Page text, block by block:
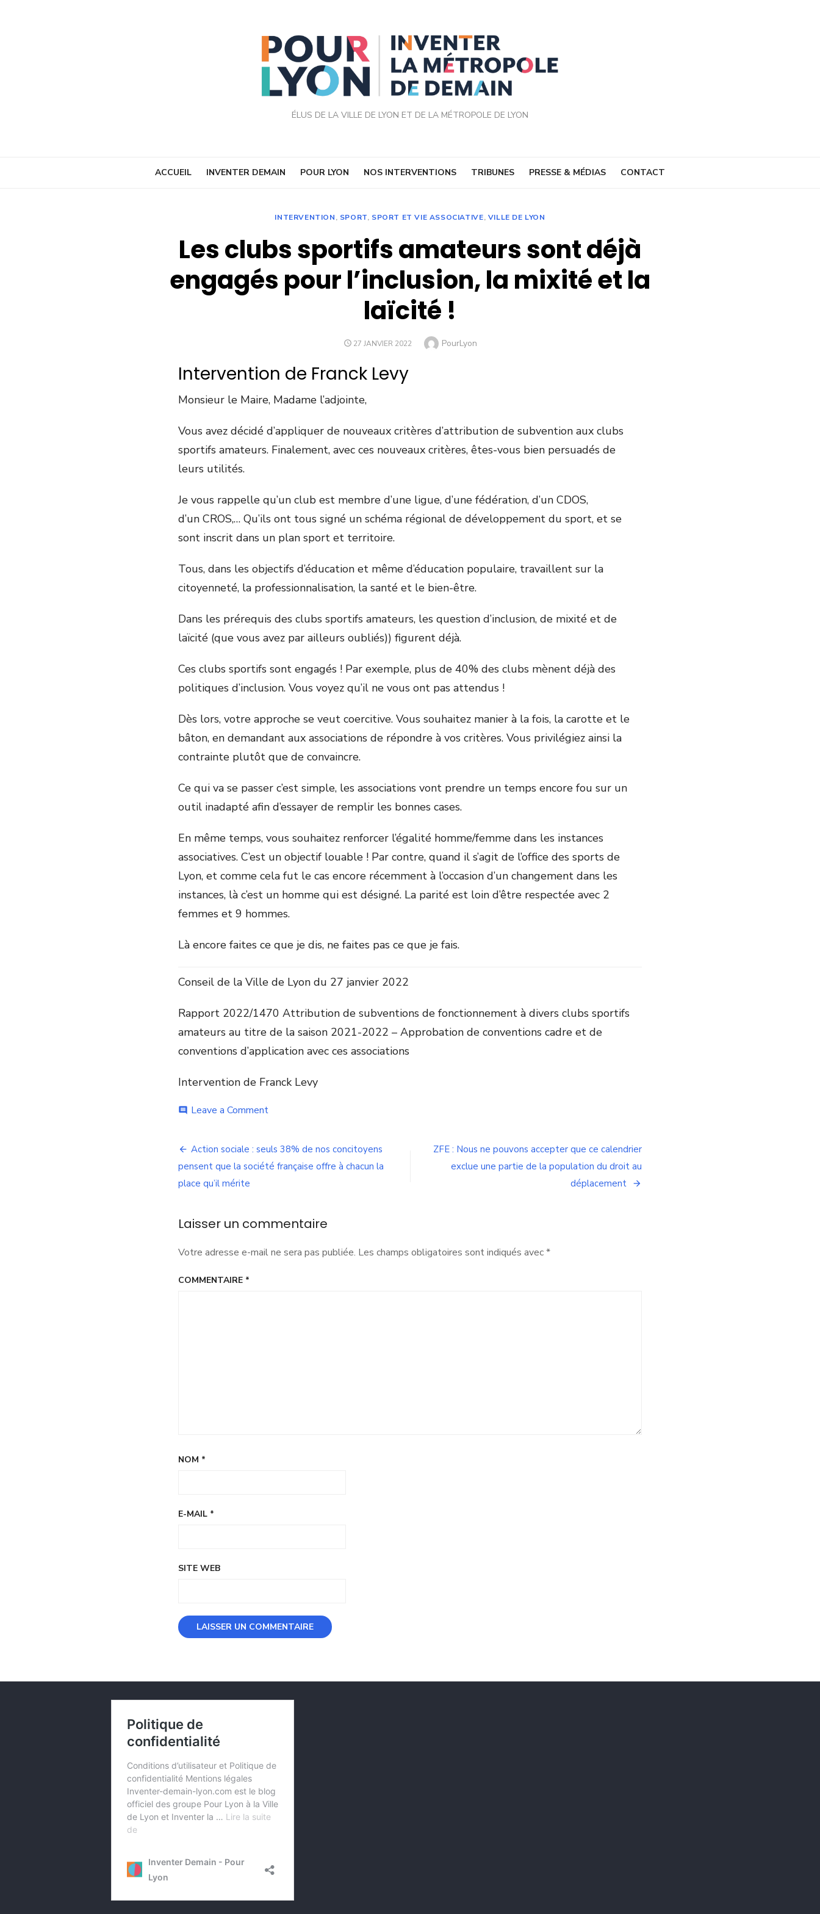
ÉLUS DE LA VILLE DE LYON ET DE LA MÉTROPOLE DE LYON
ACCUEIL INVENTER DEMAIN POUR LYON NOS INTERVENTIONS TRIBUNES PRESSE & MÉDIAS CONTACT
INTERVENTION, SPORT, SPORT ET VIE ASSOCIATIVE, VILLE DE LYON
Les clubs sportifs amateurs sont déjà
engagés pour l’inclusion, la mixité et la
laïcité !
POSTED
27 JANVIER 2022 Author
PourLyon
Intervention de Franck Levy
Monsieur le Maire, Madame l’adjointe,
Vous avez décidé d’appliquer de nouveaux critères d’attribution de subvention aux clubs
sportifs amateurs. Finalement, avec ces nouveaux critères, êtes-vous bien persuadés de
leurs utilités.
Je vous rappelle qu’un club est membre d’une ligue, d’une fédération, d’un CDOS,
d’un CROS,… Qu’ils ont tous signé un schéma régional de développement du sport, et se
sont inscrit dans un plan sport et territoire.
Tous, dans les objectifs d’éducation et même d’éducation populaire, travaillent sur la
citoyenneté, la professionnalisation, la santé et le bien-être.
Dans les prérequis des clubs sportifs amateurs, les question d’inclusion, de mixité et de
laïcité (que vous avez par ailleurs oubliés)) figurent déjà.
Ces clubs sportifs sont engagés ! Par exemple, plus de 40% des clubs mènent déjà des
politiques d’inclusion. Vous voyez qu’il ne vous ont pas attendus !
Dès lors, votre approche se veut coercitive. Vous souhaitez manier à la fois, la carotte et le
bâton, en demandant aux associations de répondre à vos critères. Vous privilégiez ainsi la
contrainte plutôt que de convaincre.
Ce qui va se passer c’est simple, les associations vont prendre un temps encore fou sur un
outil inadapté afin d’essayer de remplir les bonnes cases.
En même temps, vous souhaitez renforcer l’égalité homme/femme dans les instances
associatives. C’est un objectif louable ! Par contre, quand il s’agit de l’office des sports de
Lyon, et comme cela fut le cas encore récemment à l’occasion d’un changement dans les
instances, là c’est un homme qui est désigné. La parité est loin d’être respectée avec 2
femmes et 9 hommes.
Là encore faites ce que je dis, ne faites pas ce que je fais.
Conseil de la Ville de Lyon du 27 janvier 2022
Rapport 2022/1470 Attribution de subventions de fonctionnement à divers clubs sportifs
amateurs au titre de la saison 2021-2022 – Approbation de conventions cadre et de
conventions d’application avec ces associations
Intervention de Franck Levy
comment Leave a Commenton
sportifs
amateurs
sont
l’inclusion,
la
et
Navigation
de
l’article
Action sociale : seuls 38% de nos concitoyens
pensent que la société française offre à chacun la
place qu’il mérite
ZFE : Nous ne pouvons accepter que ce calendrier
exclue une partie de la population du droit au
déplacement
Laisser un commentaire
Votre adresse e-mail ne sera pas publiée. Les champs obligatoires sont indiqués avec*
COMMENTAIRE *
NOM *
E-MAIL *
SITE WEB